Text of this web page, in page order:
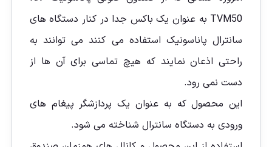
TVM50 به عنوان یک باکس جدا در کنار دستگاه های
سانترال پاناسونیک استفاده می کنند می توانند به
راحتی اذعان نمایند که هیچ تماسی برای آن ها از
دست نمی رود.
این محصول که به عنوان یک پردازشگر پیغام های
ورودی به دستگاه سانترال شناخته می شود.